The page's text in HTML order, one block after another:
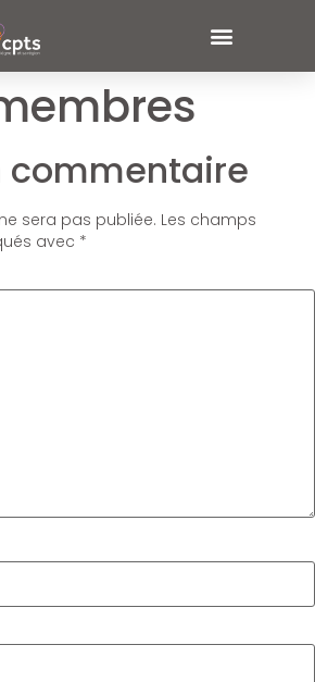
commentaire
sera pas publiée. Les champs
avec *